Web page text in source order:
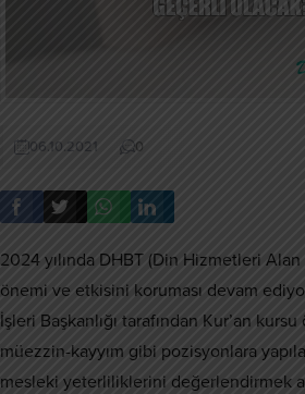
06.10.2021 0
2024 yılında DHBT (Din Hizmetleri Alan
önemi ve etkisini koruması devam
İşleri Başkanlığı tarafından Kur’an
müezzin-kayyım gibi pozisyonlara
mesleki yeterliliklerini değerlendirmek